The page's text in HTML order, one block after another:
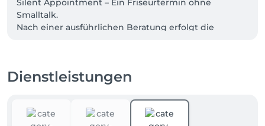
Silent Appointment – Ein Friseurtermin ohne
Smalltalk.
Nach einer ausführlichen Beratung erfolgt die
Gespräche bevorzugen.
Dienstleistungen